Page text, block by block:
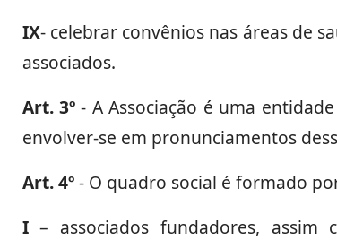
IX- celebrar convênios nas áreas de
associados.
Art. 3º- A Associação é uma
envolver-se em pronunciamentos
Art. 4º- O quadro social é formado
I– associados fundadores, assim